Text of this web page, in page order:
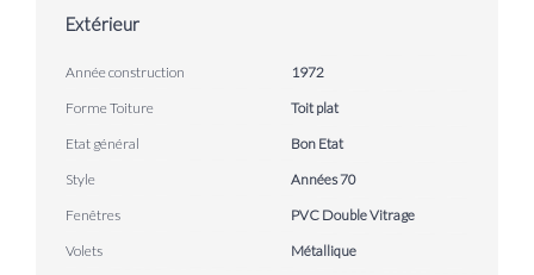
Extérieur
Année construction
1972
Forme Toiture
Toit plat
Etat général
Bon Etat
Style
Années 70
Fenêtres
PVC Double Vitrage
Volets
Métallique